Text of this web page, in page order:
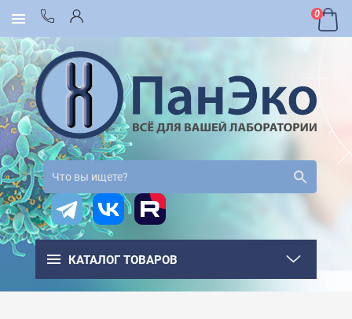
0
КАТАЛОГ ТОВАРОВ